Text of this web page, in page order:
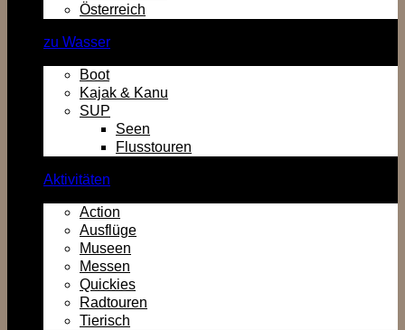
Österreich
zu Wasser
Boot
Kajak & Kanu
SUP
Seen
Flusstouren
Aktivitäten
Action
Ausflüge
Museen
Messen
Quickies
Radtouren
Tierisch